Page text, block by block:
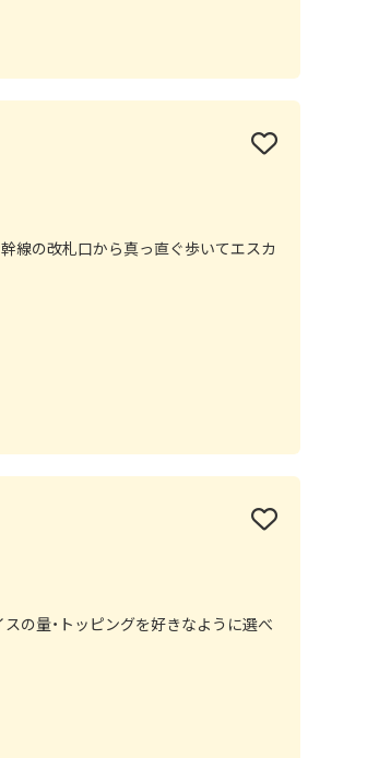
線の改札口から真っ直ぐ歩いてエスカ
の量・トッピングを好きなように選べ